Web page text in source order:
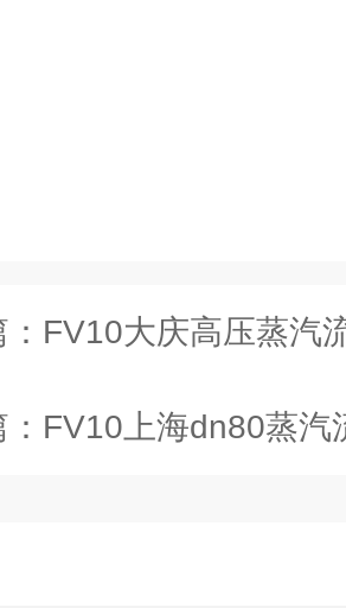
FV10大庆高压蒸汽
FV10上海dn80蒸汽